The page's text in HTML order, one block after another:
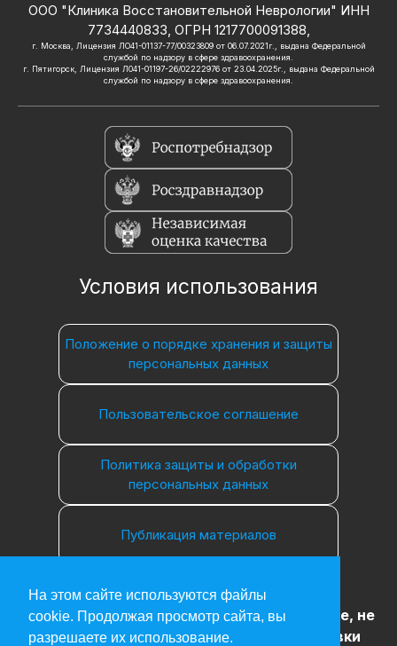
На этом сайте используются файлы
cookie. Продолжая просмотр сайта, вы
разрешаете их использование.
ООО "Клиника Восстановительной Неврологии" ИНН
7734440833, ОГРН 1217700091388,
г. Москва, Лицензия ЛО41-01137-77/00323809 от 06.07.2021г., выдана Федеральной
службой по надзору в сфере здравоохранения.
г. Пятигорск, Лицензия Л041-01197-26/02222976 от 23.04.2025г., выдана Федеральной
службой по надзору в сфере здравоохранения.
Условия использования
Положение о порядке хранения и защиты
персональных данных
Пользовательское соглашение
Политика защиты и обработки
персональных данных
Публикация материалов
18+ Информация, представленная на сайте, не
может быть использована для постановки